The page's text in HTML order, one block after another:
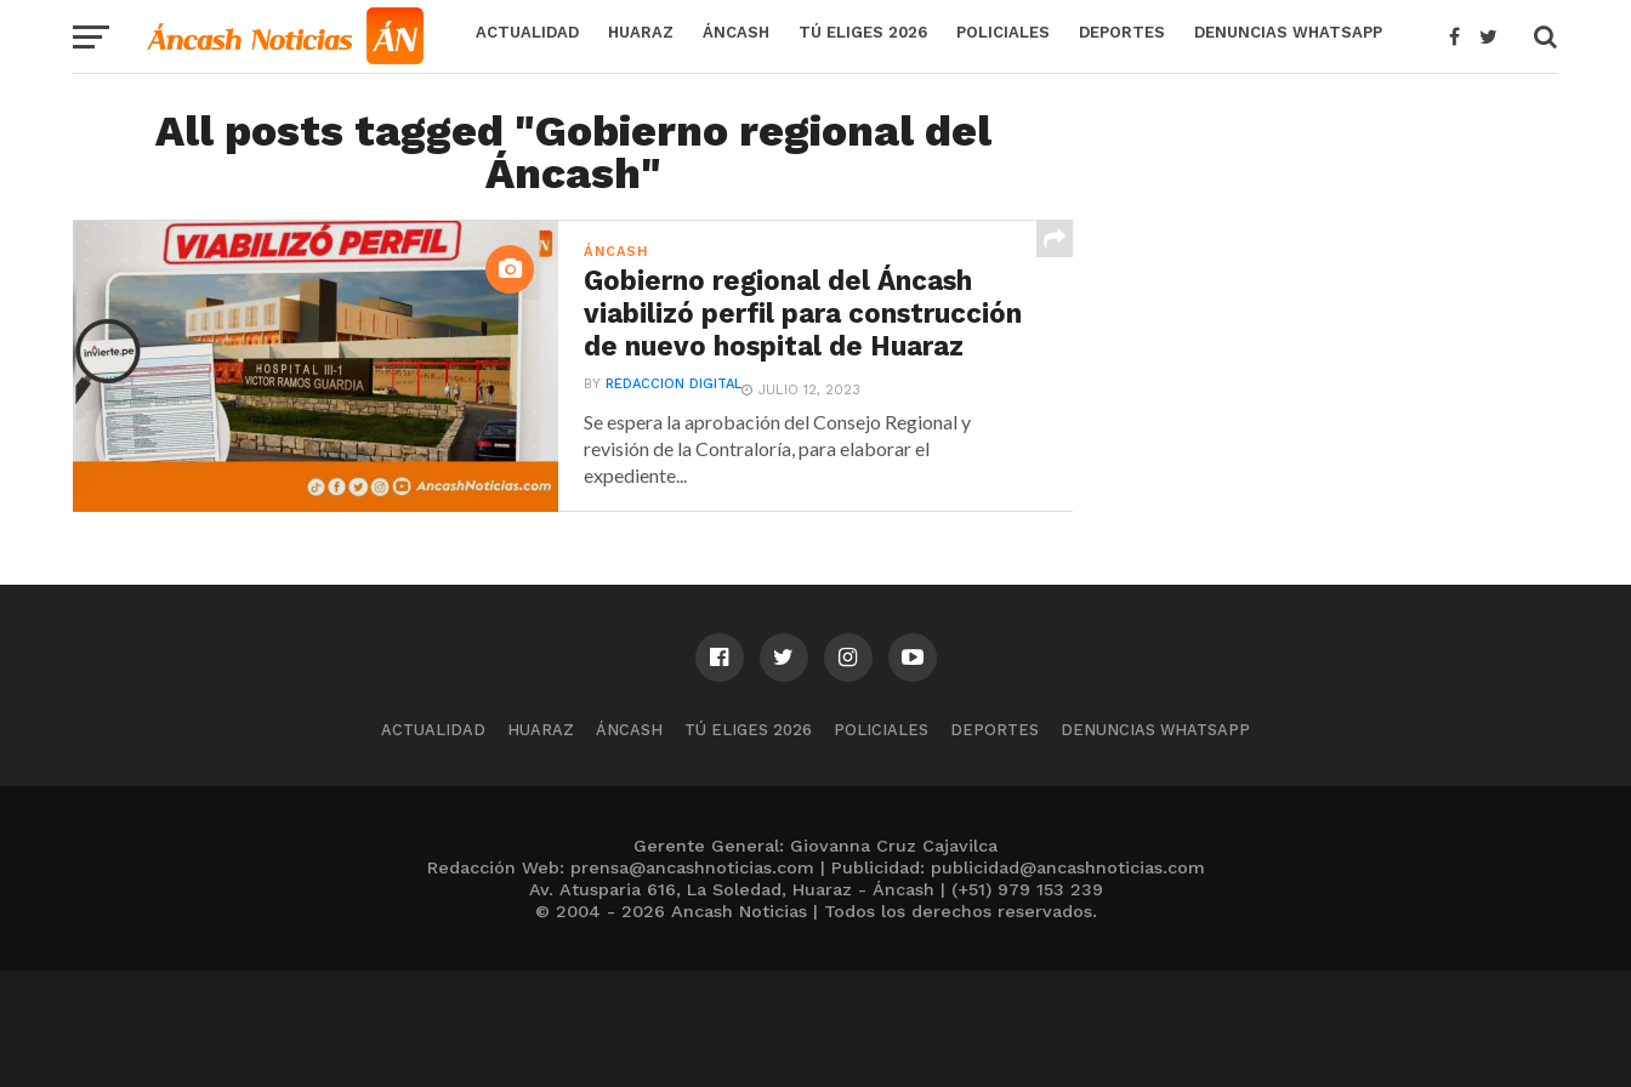
ACTUALIDAD HUARAZ ÁNCASH TÚ ELIGES 2026 POLICIALES DEPORTES DENUNCIAS WHATSAPP
All posts tagged "Gobierno regional del
Áncash"
ÁNCASH
Gobierno regional del Áncash
viabilizó perfil para construcción
de nuevo hospital de Huaraz
BYREDACCION DIGITAL JULIO 12, 2023
Se espera la aprobación del Consejo Regional y
revisión de la Contraloría, para elaborar el
expediente...
ACTUALIDAD HUARAZ ÁNCASH TÚ ELIGES 2026 POLICIALES DEPORTES DENUNCIAS WHATSAPP
Gerente General: Giovanna Cruz Cajavilca
Redacción Web: prensa@ancashnoticias.com | Publicidad: publicidad@ancashnoticias.com
Av. Atusparia 616, La Soledad, Huaraz - Áncash | (+51) 979 153 239
© 2004 - 2026 Ancash Noticias | Todos los derechos reservados.